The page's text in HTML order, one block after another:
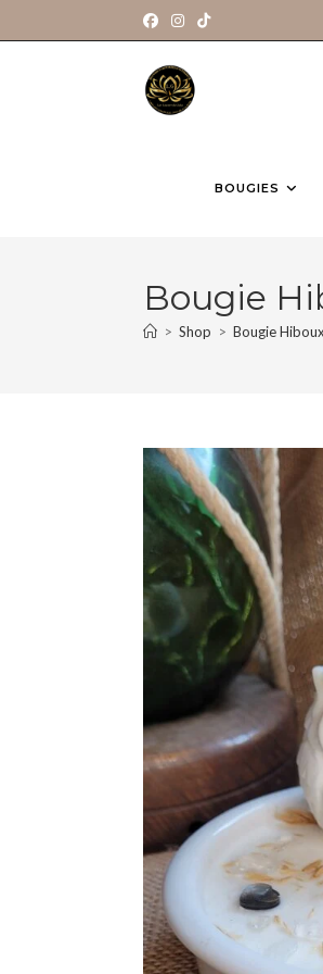
BOUGIES
Bougie
> Shop > Bougie